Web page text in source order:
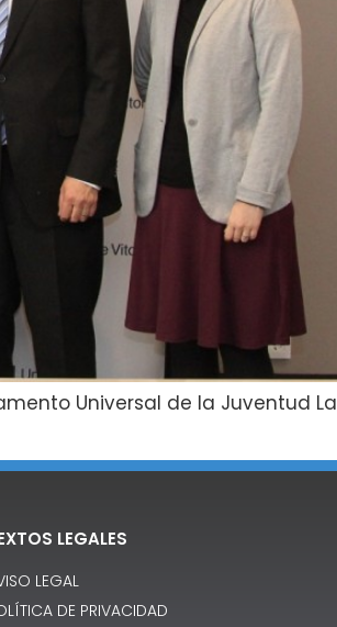
Universal de la Juventud La
LEGALES
LEGAL
DE PRIVACIDAD